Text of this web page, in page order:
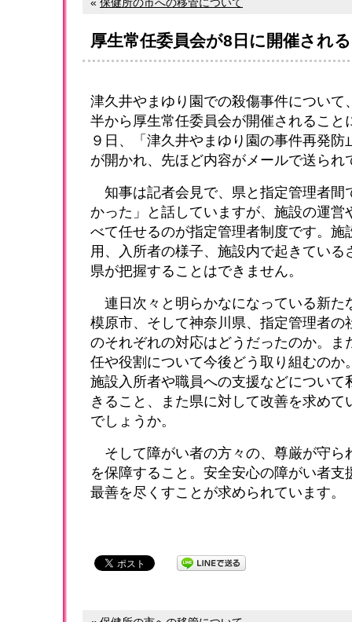
厚生常任委員会が8日に開催され
津久井やまゆり園での殺傷事件について
半から厚生常任委員会が開催されること
９日、「津久井やまゆり園の事件再発
が開かれ、先ほど内容がメールで送られ
知事は記者会見で、県と指定管理者間
かった」と話していますが、施設の運営
べて任せるのが指定管理者制度です。施
用、入所者の様子、施設内で起きている
県が把握することはできません。
連日次々と明らかなになっている新た
模原市、そして神奈川県、指定管理者の
のそれぞれの対応はどうだったのか。ま
任や役割について今後どう取り組むのか
施設入所者や職員への支援などについて
きること、また県に対して改善を求めて
でしょうか。
そして障がい者の方々の、尊厳が守ら
を保障すること。安全安心の障がい者支
最善を尽くすことが求められています。